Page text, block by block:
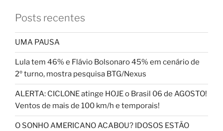
Posts recentes
UMA PAUSA
Lula tem 46% e Flávio Bolsonaro 45% em cenário de
2º turno, mostra pesquisa BTG/Nexus
ALERTA: CICLONE atinge HOJE o Brasil 06 de AGOSTO!
Ventos de mais de 100 km/h e temporais!
O SONHO AMERICANO ACABOU? IDOSOS ESTÃO